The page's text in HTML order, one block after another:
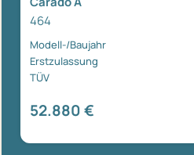
464
Modell-/Baujahr
Erstzulassung
TÜV
52.880 €